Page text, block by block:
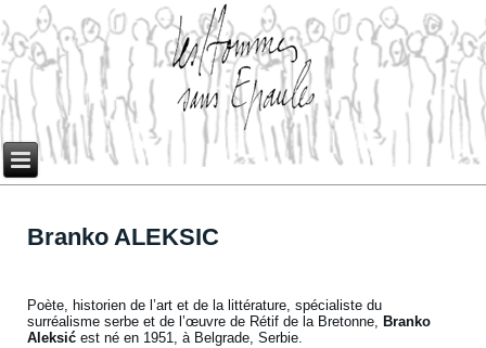
Branko ALEKSIC
Poète, historien de l’art et de la littérature, spécialiste du
surréalisme serbe et de l’œuvre de Rétif de la Bretonne, Branko
Aleksić est né en 1951, à Belgrade, Serbie.